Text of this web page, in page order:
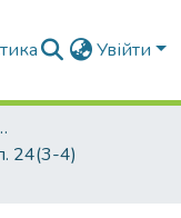
Увійти
КНУБА
24(3-4)